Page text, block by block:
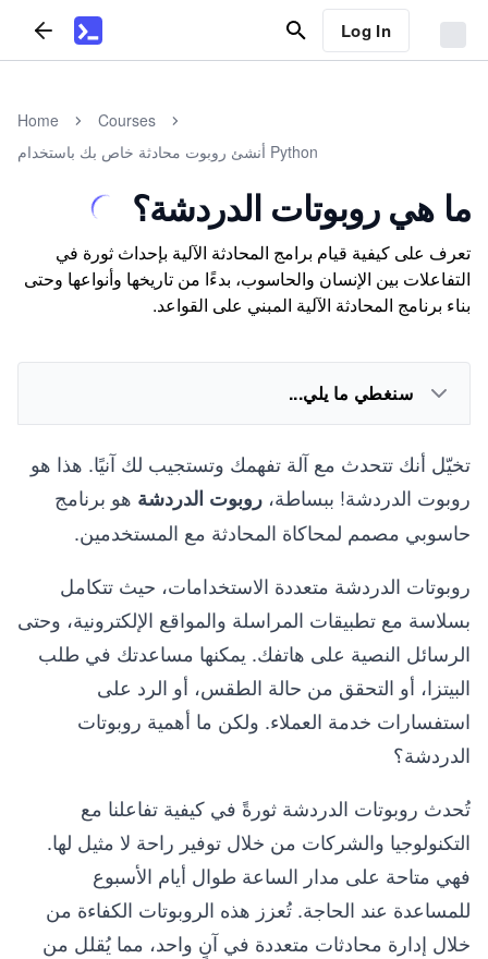
Log In
Home
Courses
أنشئ روبوت محادثة خاص بك باستخدام Python
ما هي روبوتات الدردشة؟
تعرف على كيفية قيام برامج المحادثة الآلية بإحداث ثورة في
التفاعلات بين الإنسان والحاسوب، بدءًا من تاريخها وأنواعها وحتى
بناء برنامج المحادثة الآلية المبني على القواعد.
سنغطي ما يلي...
تخيّل أنك تتحدث مع آلة تفهمك وتستجيب لك آنيًا. هذا هو
روبوت الدردشة! ببساطة، روبوت الدردشة هو برنامج
حاسوبي مصمم لمحاكاة المحادثة مع المستخدمين.
روبوتات الدردشة متعددة الاستخدامات، حيث تتكامل
بسلاسة مع تطبيقات المراسلة والمواقع الإلكترونية، وحتى
الرسائل النصية على هاتفك. يمكنها مساعدتك في طلب
البيتزا، أو التحقق من حالة الطقس، أو الرد على
استفسارات خدمة العملاء. ولكن ما أهمية روبوتات
الدردشة؟
تُحدث روبوتات الدردشة ثورةً في كيفية تفاعلنا مع
التكنولوجيا والشركات من خلال توفير راحة لا مثيل لها.
فهي متاحة على مدار الساعة طوال أيام الأسبوع
للمساعدة عند الحاجة. تُعزز هذه الروبوتات الكفاءة من
خلال إدارة محادثات متعددة في آنٍ واحد، مما يُقلل من